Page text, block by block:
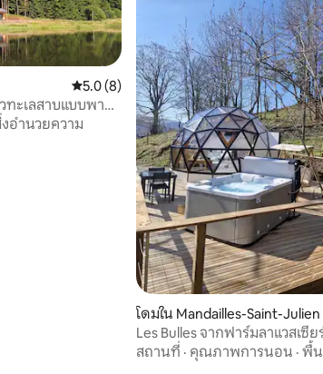
คะแนนเฉลี่ย 5.0 จาก 5, 8 รีวิว
5.0 (8)
ทะเลสาบแบบพา
อำนวยความ
โดมใน Mandailles-Saint-Julien
Les Bulles จากฟาร์มลาแวสเซีย
สถานที่ · คุณภาพการนอน · พื้น